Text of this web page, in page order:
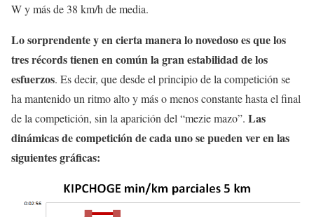
W y más de 38 km/h de media.
Lo sorprendente y en cierta manera lo novedoso es que los
tres récords tienen en común la gran estabilidad de los
esfuerzos. Es decir, que desde el principio de la competición se
ha mantenido un ritmo alto y más o menos constante hasta el final
de la competición, sin la aparición del “mezie mazo”. Las
dinámicas de competición de cada uno se pueden ver en las
siguientes gráficas: